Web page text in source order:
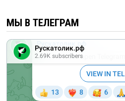
МЫ В ТЕЛЕГРАМ